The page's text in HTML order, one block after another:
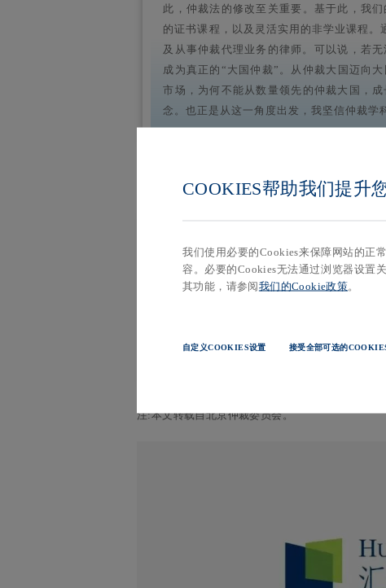
此，仲裁法的修改至关重要。基于此，我
的证书课程，以及灵活实用的非学业课程
及从事仲裁代理业务的律师。可以说，若
成为真正的“大国仲裁”。从仲裁大国迈向
市场，为何不能从数量领先的仲裁大国，
念。也正是从这一角度出发，我坚信仲裁学
其次，要做到境内与境外相结合，既扎根
需将学位证书教育与职业证书培训相结合
体水平。
的案件数量仍相对有限。我们当下更应聚
注:本文转载自北京仲裁委员会。
COOKIES帮助我们提升
我们使用必要的Cookies来保障网站的正
容。必要的Cookies无法通过浏览器设置
其功能，请参阅 我们的Cookie政策。
自定义COOKIES设置 接受全部可选的